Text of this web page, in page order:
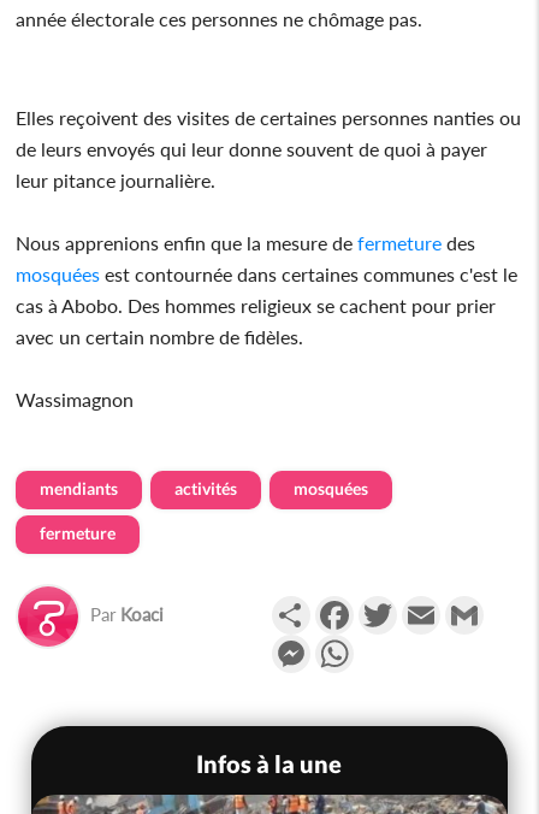
année électorale ces personnes ne chômage pas.
Elles reçoivent des visites de certaines personnes nanties ou
de leurs envoyés qui leur donne souvent de quoi à payer
leur pitance journalière.
Nous apprenions enfin que la mesure defermeture des
mosquées est contournée dans certaines communes c'est le
cas à Abobo. Des hommes religieux se cachent pour prier
avec un certain nombre de fidèles.
Wassimagnon
mendiants activités mosquées
fermeture
Par Koaci PartagerFacebookTwitterEmail
Messenger
Infos à la une